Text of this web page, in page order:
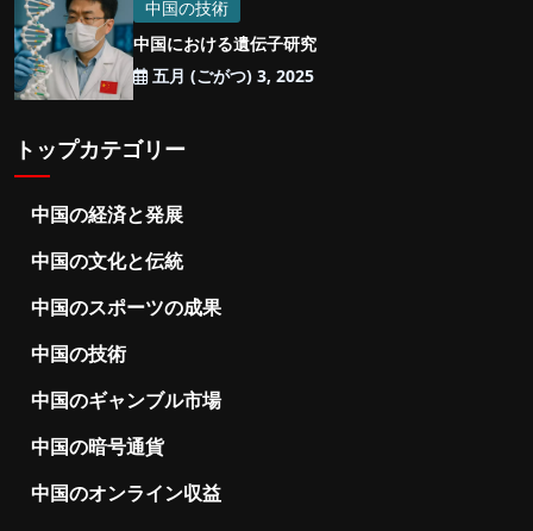
中国の技術
中国における遺伝子研究
五月 (ごがつ) 3, 2025
トップカテゴリー
中国の経済と発展
中国の文化と伝統
中国のスポーツの成果
中国の技術
中国のギャンブル市場
中国の暗号通貨
中国のオンライン収益